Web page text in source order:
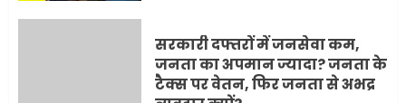
सरकारी दफ्तरों में जनसेवा कम,
जनता का अपमान ज्यादा? जनता के
टैक्स पर वेतन, फिर जनता से अभद्र